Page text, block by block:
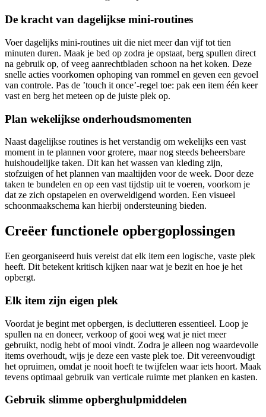
De kracht van dagelijkse mini-routines
Voer dagelijks mini-routines uit die niet meer dan vijf tot tien
minuten duren. Maak je bed op zodra je opstaat, berg spullen direct
na gebruik op, of veeg aanrechtbladen schoon na het koken. Deze
snelle acties voorkomen ophoping van rommel en geven een gevoel
van controle. Pas de ’touch it once’-regel toe: pak een item één keer
vast en berg het meteen op de juiste plek op.
Plan wekelijkse onderhoudsmomenten
Naast dagelijkse routines is het verstandig om wekelijks een vast
moment in te plannen voor grotere, maar nog steeds beheersbare
huishoudelijke taken. Dit kan het wassen van kleding zijn,
stofzuigen of het plannen van maaltijden voor de week. Door deze
taken te bundelen en op een vast tijdstip uit te voeren, voorkom je
dat ze zich opstapelen en overweldigend worden. Een visueel
schoonmaakschema kan hierbij ondersteuning bieden.
Creëer functionele opbergoplossingen
Een georganiseerd huis vereist dat elk item een logische, vaste plek
heeft. Dit betekent kritisch kijken naar wat je bezit en hoe je het
opbergt.
Elk item zijn eigen plek
Voordat je begint met opbergen, is declutteren essentieel. Loop je
spullen na en doneer, verkoop of gooi weg wat je niet meer
gebruikt, nodig hebt of mooi vindt. Zodra je alleen nog waardevolle
items overhoudt, wijs je deze een vaste plek toe. Dit vereenvoudigt
het opruimen, omdat je nooit hoeft te twijfelen waar iets hoort. Maak
tevens optimaal gebruik van verticale ruimte met planken en kasten.
Gebruik slimme opberghulpmiddelen